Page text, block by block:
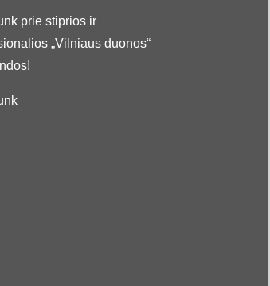
prie stiprios ir
„Vilniaus duonos“